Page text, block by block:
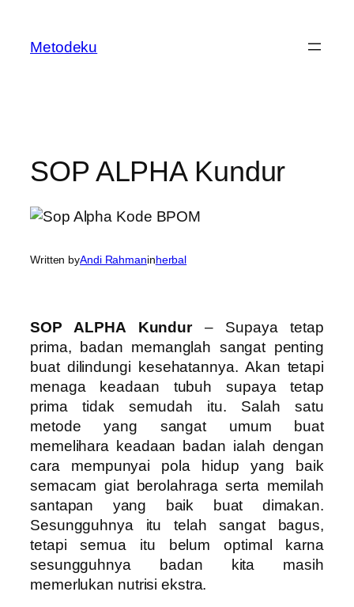
content
Metodeku
SOP ALPHA Kundur
Written byAndi Rahmaninherbal
SOP ALPHA Kundur– Supaya tetap
prima, badan memanglah sangat penting
buat dilindungi kesehatannya. Akan tetapi
menaga keadaan tubuh supaya tetap
prima tidak semudah itu. Salah satu
metode yang sangat umum buat
memelihara keadaan badan ialah dengan
cara mempunyai pola hidup yang baik
semacam giat berolahraga serta memilah
santapan yang baik buat dimakan.
Sesungguhnya itu telah sangat bagus,
tetapi semua itu belum optimal karna
sesungguhnya badan kita masih
memerlukan nutrisi ekstra.